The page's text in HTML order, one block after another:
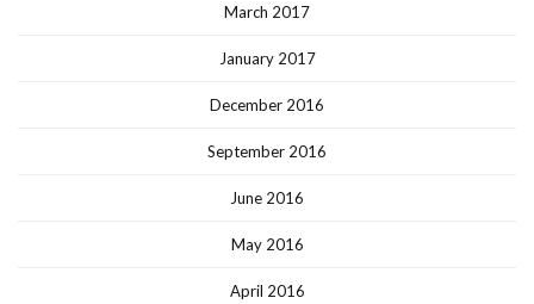
March 2017
January 2017
December 2016
September 2016
June 2016
May 2016
April 2016